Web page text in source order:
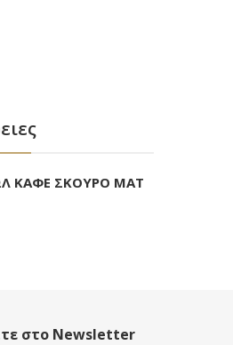
ΚΑΦΕ ΣΚΟΥΡΟ ΜΑΤ
στο Newsletter